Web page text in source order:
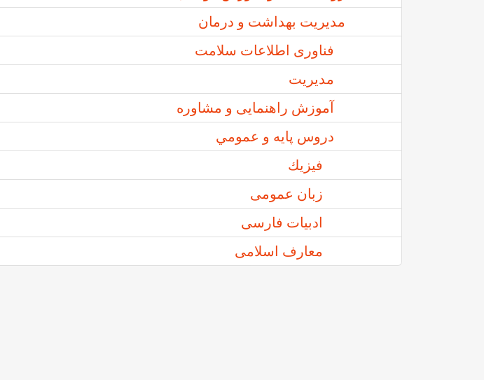
مدیریت بهداشت و درمان
فناوری اطلاعات سلامت
مديريت
آموزش راهنمایی و مشاوره
دروس پايه و عمومي
فيزيك
زبان عمومی
ادبيات فارسی
معارف اسلامی